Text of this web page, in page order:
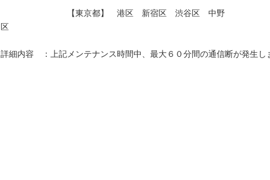
【東京都】　港区　新宿区　渋谷区　中野
詳細内容　：上記メンテナンス時間中、最大６０分間の通信断が発生し